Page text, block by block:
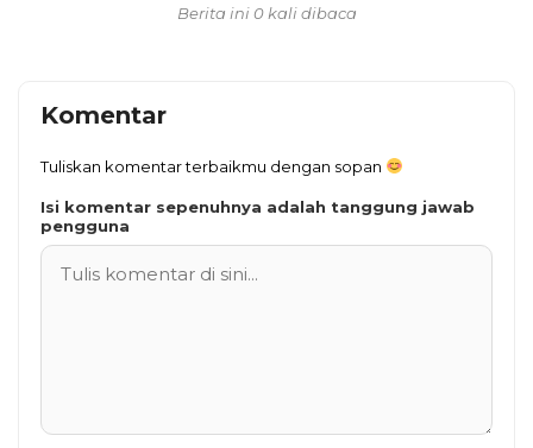
Berita ini 0 kali dibaca
Komentar
Tuliskan komentar terbaikmu dengan sopan
Isi komentar sepenuhnya adalah tanggung jawab
pengguna